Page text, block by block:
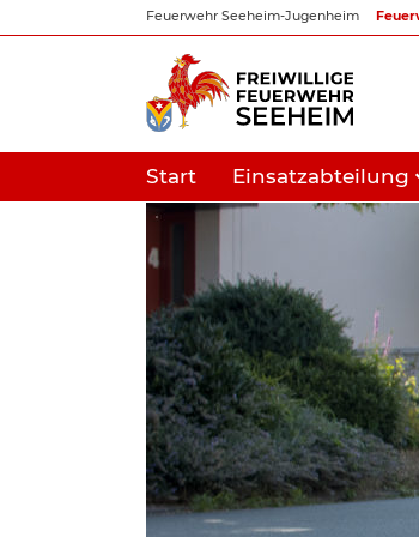
Inhalt
Feuerwehr Seeheim-Jugenheim
Start Einsatzabteilung